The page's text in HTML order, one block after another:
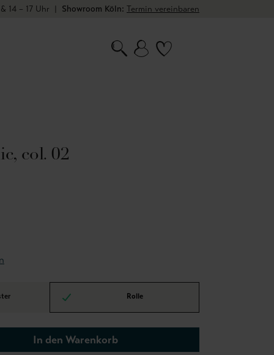
14 – 17 Uhr | Showroom Köln: Termin vereinbaren
col. 02
Rolle
In den Warenkorb